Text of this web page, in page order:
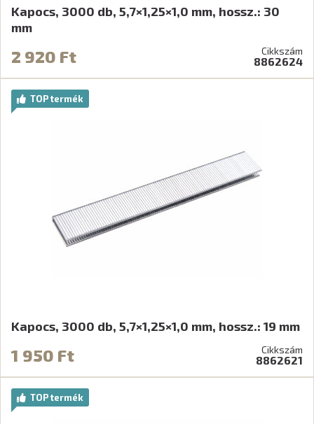
Kapocs, 3000 db, 5,7×1,25×1,0 mm, hossz.: 30
mm
2 920 Ft Cikkszám
8862624
TOP termék
Kapocs, 3000 db, 5,7×1,25×1,0 mm, hossz.: 19 mm
1 950 Ft Cikkszám
8862621
TOP termék